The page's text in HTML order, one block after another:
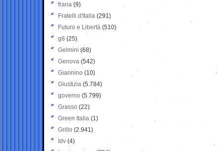
frana (9)
Fratelli d'Italia (291)
Futuro e Libertà (510)
g8 (25)
Gelmini (68)
Genova (542)
Giannino (10)
Giustizia (5.784)
governo (5.799)
Grasso (22)
Green Italia (1)
Grillo (2.941)
Idv (4)